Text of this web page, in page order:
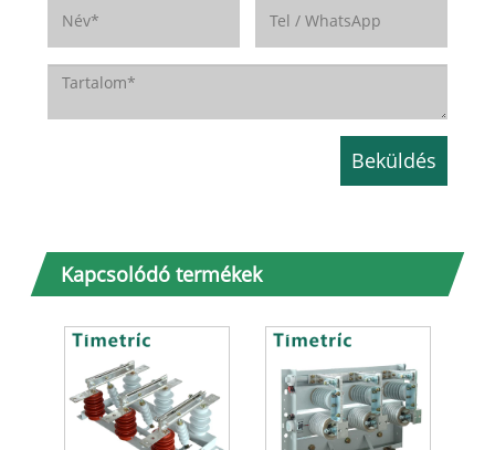
Kapcsolódó termékek